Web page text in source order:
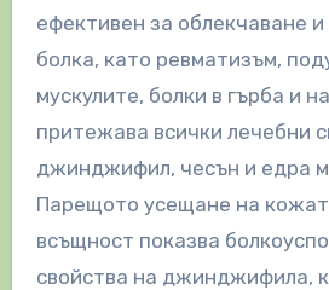
ефективен за облекчаване
болка, като ревматизъм,
мускулите, болки в гърба и
притежава всички лечебни
джинджифил, чесън и едра
Парещото усещане на
всъщност показва
свойства на джинджифила,